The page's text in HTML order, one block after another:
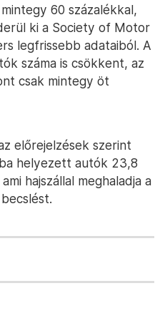
60 százalékkal,
ki a Society of Motor
legfrissebb adataiból. A
száma is csökkent, az
csak mintegy öt
előrejelzések szerint
helyezett autók 23,8
hajszállal meghaladja a